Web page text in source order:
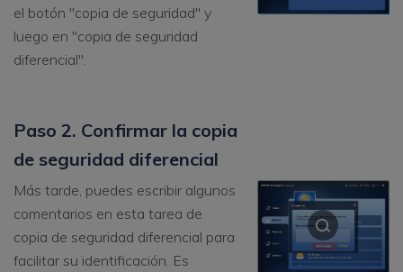
el botón "copia de seguridad" y
luego en "copia de seguridad
diferencial".
Paso 2. Confirmar la copia
de seguridad diferencial
Más tarde, puedes escribir algunos
comentarios en esta tarea de
copia de seguridad diferencial para
facilitar su identificación. Es